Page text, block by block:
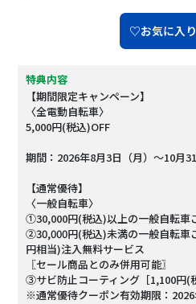
♡お気に入
特典内容
【期間限定キャンペーン】
〈全電動自転車〉
5,000円(税込)OFF
期間：2026年8月3日（月）～10月
【通常優待】
〈一般自転車〉
①30,000円(税込)以上の一般自転車
②30,000円(税込)未満の一般自転車
円相当)注入無料サービス
〖セール商品とのみ併用可能〗
③サビ防止コーティング［1,100円(
※通常優待クーポン有効期限：